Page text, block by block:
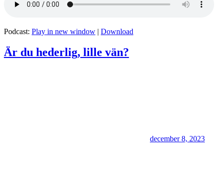
Podcast: Play in new window | Download
Är du hederlig, lille vän?
december 8, 2023